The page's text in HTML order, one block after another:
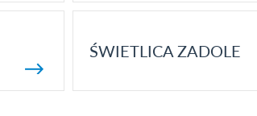
ŚWIETLICA ZADOLE